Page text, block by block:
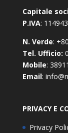
Capitale
P.IVA:
N. Verde:
Tel. Ufficio:
Mobile:
Email:
PRIVACY E
Privacy